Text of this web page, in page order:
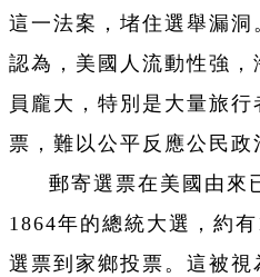
這一法案，堵住選舉漏
認為，美國人流動性強，
員龐大，特別是大量旅
票，難以公平反應公民政
郵寄選票在美國由來
1864年的總統大選，約
選票到家鄉投票。這被